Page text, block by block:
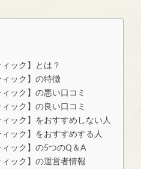
ック】とは？
ック】の特徴
ック】の悪い口コミ
ック】の良い口コミ
ック】をおすすめしない人
ック】をおすすめする人
ック】の5つのQ＆A
ック】の運営者情報